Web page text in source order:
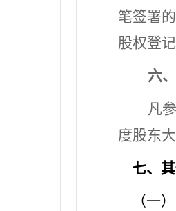
笔签署
股权登
六
凡
度股东
七、
（一）